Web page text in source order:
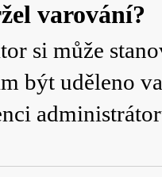
varování?
si může
být uděleno